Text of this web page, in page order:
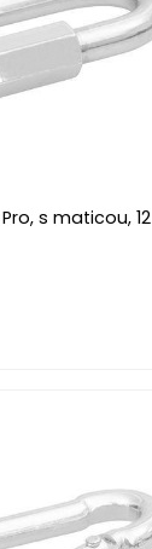
s maticou, 12